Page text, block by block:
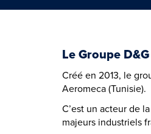
Le Groupe
Créé en 2013, le
Aeromeca (Tunisie).
C’est un acteur de
majeurs industriels